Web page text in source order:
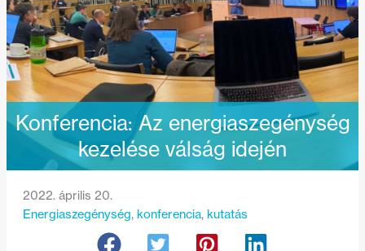
Konferencia: Az energiaszegénység
kezelése válság idején
2022. április 20.
Energiaszegénység, konferencia, kutatás